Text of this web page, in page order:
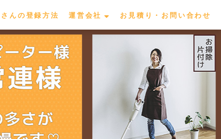
んの登録方法 運営会社 お見積り・お問い合わせ